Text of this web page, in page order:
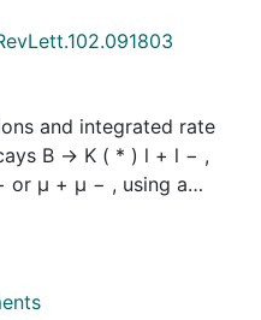
and integrated rate
B → K ( * ) l + l − ,
or μ + μ − , using a
events collected with the
lepton-flavor
masses below the